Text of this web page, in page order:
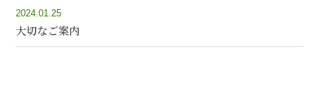
2024.01.25
大切なご案内